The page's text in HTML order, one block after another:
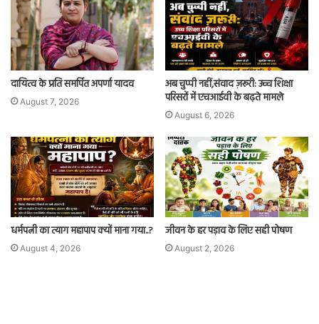
दायित्व के प्रति समर्पित अपर्णा यादव
August 7, 2026
अब चुप्पी नहीं,संवाद ज़रूरी: उच्च शिक्षा
परिसरों में एचआईवी के बढ़ते मामले
August 6, 2026
धर्मपत्नी का त्याग महापाप क्यों माना गया..?
August 4, 2026
जीवन के हर पड़ाव के लिए सही पोषण
August 2, 2026